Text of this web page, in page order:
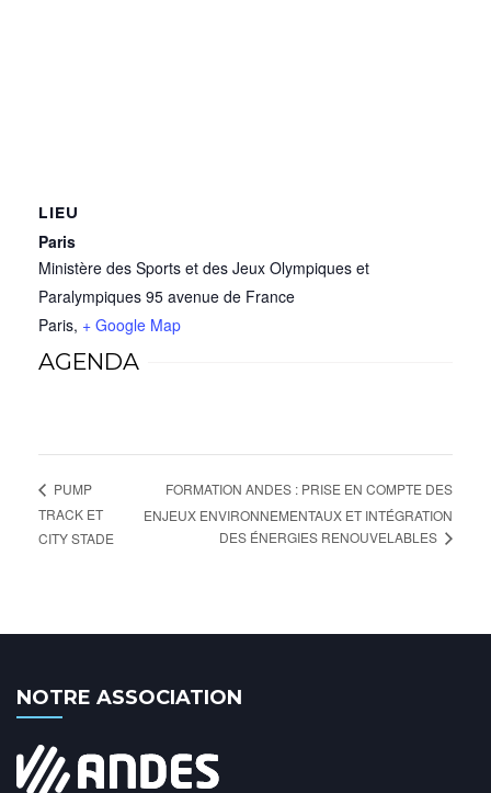
LIEU
Paris
Ministère des Sports et des Jeux Olympiques et
Paralympiques 95 avenue de France
Paris, + Google Map
AGENDA
PUMP
TRACK ET
CITY STADE
FORMATION ANDES : PRISE EN COMPTE DES
ENJEUX ENVIRONNEMENTAUX ET INTÉGRATION
DES ÉNERGIES RENOUVELABLES
NOTRE ASSOCIATION